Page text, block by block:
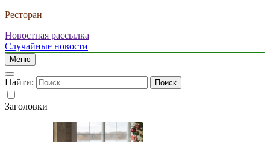
Ресторан
Новостная рассылка
Случайные новости
Меню
Найти:
Заголовки